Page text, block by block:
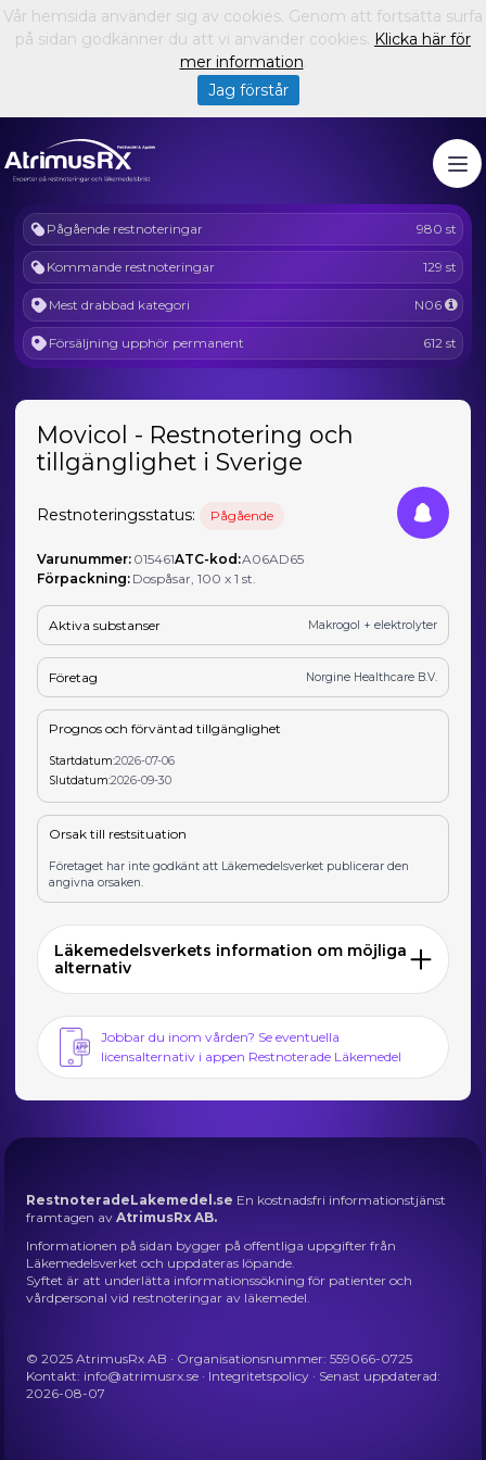
Pågående restnoteringar 980 st
Kommande restnoteringar 129 st
Mest drabbad kategori N06
Försäljning upphör permanent 612 st
Movicol - Restnotering och
tillgänglighet i Sverige
Restnoteringsstatus: Pågående
Varunummer: 015461ATC-kod:A06AD65
Förpackning: Dospåsar, 100 x 1 st.
Aktiva substanser Makrogol + elektrolyter
Företag Norgine Healthcare B.V.
Prognos och förväntad tillgänglighet
Startdatum:2026-07-06
Slutdatum:2026-09-30
Orsak till restsituation
Företaget har inte godkänt att Läkemedelsverket publicerar den
angivna orsaken.
Läkemedelsverkets information om möjliga
alternativ
Jobbar du inom vården? Se eventuella
licensalternativ i appen Restnoterade Läkemedel
RestnoteradeLakemedel.se En kostnadsfri informationstjänst
framtagen avAtrimusRx AB.
Informationen på sidan bygger på offentliga uppgifter från
Läkemedelsverket och uppdateras löpande.
Syftet är att underlätta informationssökning för patienter och
vårdpersonal vid restnoteringar av läkemedel.
© 2025 AtrimusRx AB · Organisationsnummer: 559066-0725
Kontakt: info@atrimusrx.se · Integritetspolicy · Senast uppdaterad:
2026-08-07
Vår hemsida använder sig av cookies. Genom att fortsätta surfa
på sidan godkänner du att vi använder cookies. Klicka här för
mer information.
Jag förstår